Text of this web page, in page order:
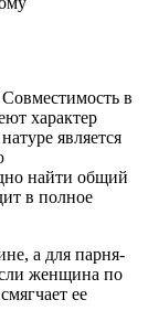
в
характер
является
найти общий
в полное
а для парня-
женщина по
ее